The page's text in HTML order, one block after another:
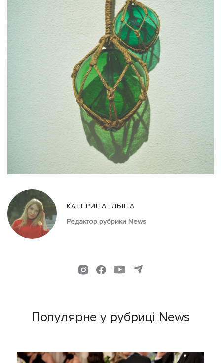
КАТЕРИНА ІЛЬЇНА
Редактор рубрики News
Популярне у рубриці News